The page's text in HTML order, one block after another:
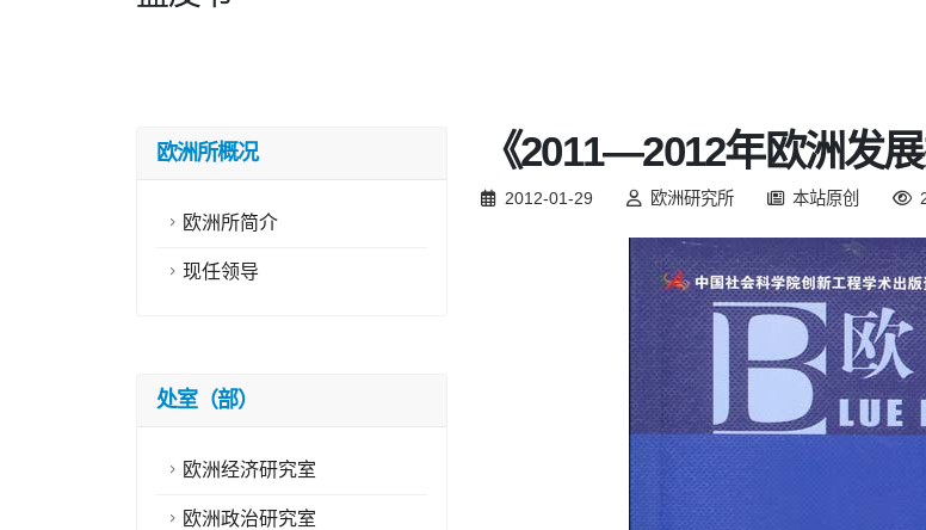
欧洲所概况
欧洲所简介
现任领导
处室（部）
欧洲经济研究室
欧洲政治研究室
《2011—2012年欧洲发
2012-01-29 欧洲研究所 本站原创